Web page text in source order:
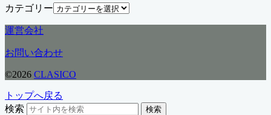
カテゴリー
運営会社
お問い合わせ
©2026 CLASICO
トップへ戻る
検索
検索